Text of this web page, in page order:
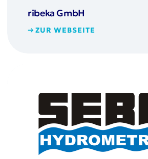
ribeka GmbH
ZUR WEBSEITE